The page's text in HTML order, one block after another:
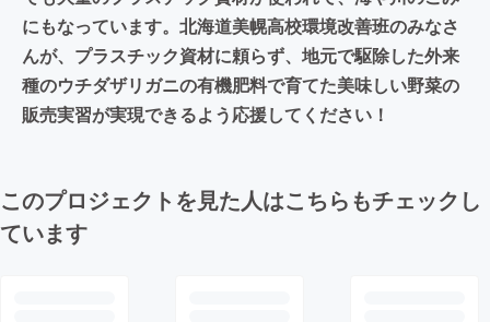
にもなっています。北海道美幌高校環境改善班のみなさ
んが、プラスチック資材に頼らず、地元で駆除した外来
種のウチダザリガニの有機肥料で育てた美味しい野菜の
販売実習が実現できるよう応援してください！
このプロジェクトを見た人はこちらもチェックし
ています